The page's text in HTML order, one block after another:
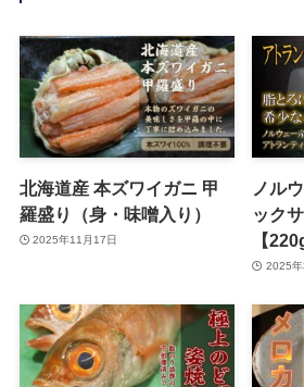
北海道産 本ズワイガニ 甲
羅盛り（身・味噌入り）
2025年11月17日
ノル
ック
【
2025年